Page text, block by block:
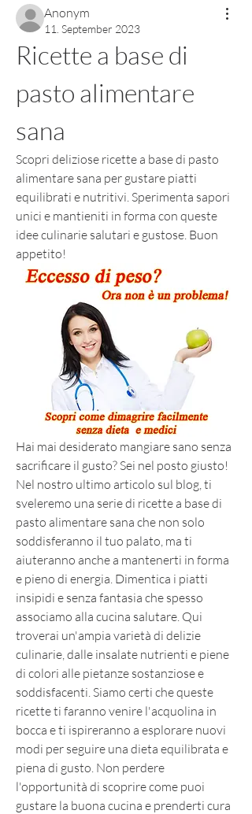
Anonym
11. September 2023
Ricette a base di
pasto alimentare
sana
Scopri deliziose ricette a base di pasto
alimentare sana per gustare piatti
equilibrati e nutritivi. Sperimenta sapori
unici e mantieniti in forma con queste
idee culinarie salutari e gustose. Buon
appetito!
Hai mai desiderato mangiare sano senza
sacrificare il gusto? Sei nel posto giusto!
Nel nostro ultimo articolo sul blog, ti
sveleremo una serie di ricette a base di
pasto alimentare sana che non solo
soddisferanno il tuo palato, ma ti
aiuteranno anche a mantenerti in forma
e pieno di energia. Dimentica i piatti
insipidi e senza fantasia che spesso
associamo alla cucina salutare. Qui
troverai un'ampia varietà di delizie
culinarie, dalle insalate nutrienti e piene
di colori alle pietanze sostanziose e
soddisfacenti. Siamo certi che queste
ricette ti faranno venire l'acquolina in
bocca e ti ispireranno a esplorare nuovi
modi per seguire una dieta equilibrata e
piena di gusto. Non perdere
l'opportunità di scoprire come puoi
gustare la buona cucina e prenderti cura